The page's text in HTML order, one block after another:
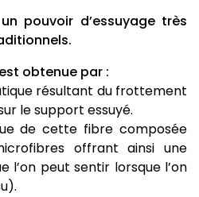
pouvoir d’essuyage très
obtenue par :
résultant du frottement
le support essuyé.
de cette fibre composée
offrant ainsi une
l’on peut sentir lorsque l’on